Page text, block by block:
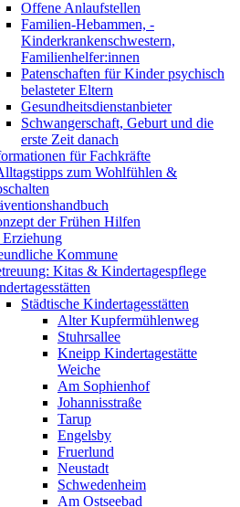
Offene Anlaufstellen
Familien-Hebammen, -
Kinderkrankenschwestern,
Familienhelfer:innen
Patenschaften für Kinder psychisch
belasteter Eltern
Gesundheitsdienstanbieter
Schwangerschaft, Geburt und die
erste Zeit danach
für Fachkräfte
zum Wohlfühlen &
der Frühen Hilfen
Kommune
Kitas & Kindertagespflege
Städtische Kindertagesstätten
Alter Kupfermühlenweg
Stuhrsallee
Kneipp Kindertagestätte
Weiche
Am Sophienhof
Johannisstraße
Tarup
Engelsby
Fruerlund
Neustadt
Schwedenheim
Am Ostseebad